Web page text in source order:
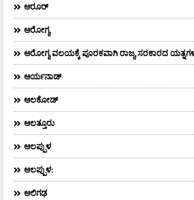
ಆರೂರ್
ಆರೋಗ್ಯ
ಆರೋಗ್ಯ ವಲಯಕ್ಕೆ ಪೂರಕವಾಗಿ ರಾಜ್ಯ ಸರಕಾರದ
ಆರ್ಯನಾಡ್
ಆಲಕೋಡ್
ಆಲತ್ತೂರು
ಆಲಪ್ಪುಳ
ಆಲಪ್ಪುಳ:
ಆಲಿಗಢ